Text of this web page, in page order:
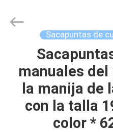
CASA
PRODUCTOS
Electric
Appliance
Sacapuntas de
manuales
la manija de
con la talla
color *